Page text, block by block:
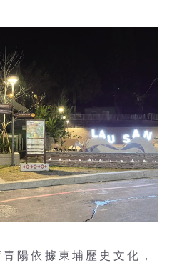
陽依據東埔歷史文化，